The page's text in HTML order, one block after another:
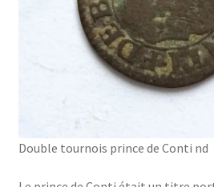
Double tournois prince de Conti nd